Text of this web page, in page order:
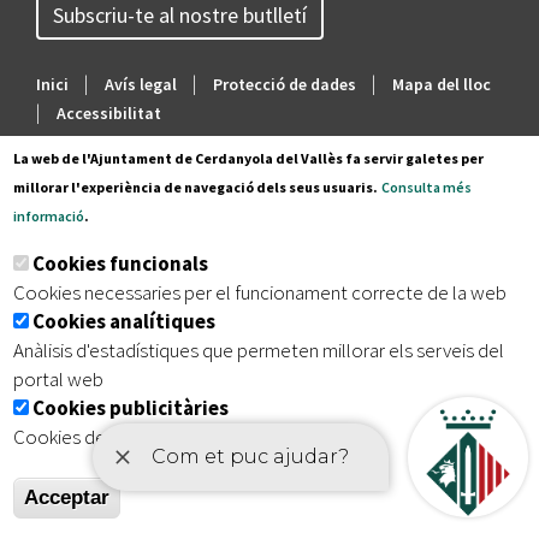
INFÀNCIA
COMUNICACIÓ
ACCIÓ SOCIAL
CULTURA
ESPORTS
EDUCACIÓ
TREBALL
Com Arribar-hi
Entitats
Equipaments
Mercats Municipals
Webs Municipals
Subscriu-te al nostre butlletí
Inici | Avís legal | Protecció de dades | Mapa del lloc
| Accessibilitat
La web de l'Ajuntament de Cerdanyola del Vallès fa servir galetes per
millorar l'experiència de navegació dels seus usuaris. Consulta més
informació.
Cookies funcionals
Cookies necessaries per el funcionament correcte de la web
Cookies analítiques
Anàlisis d'estadístiques que permeten millorar els serveis del
portal web
Cookies publicitàries
Cookies de tercers amb finalitat publicitària
Acceptar